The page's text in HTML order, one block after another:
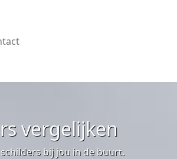
vergelijken
bij jou in de buurt.